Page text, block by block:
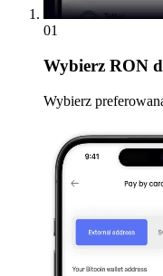
01
Wybierz RON
Wybierz